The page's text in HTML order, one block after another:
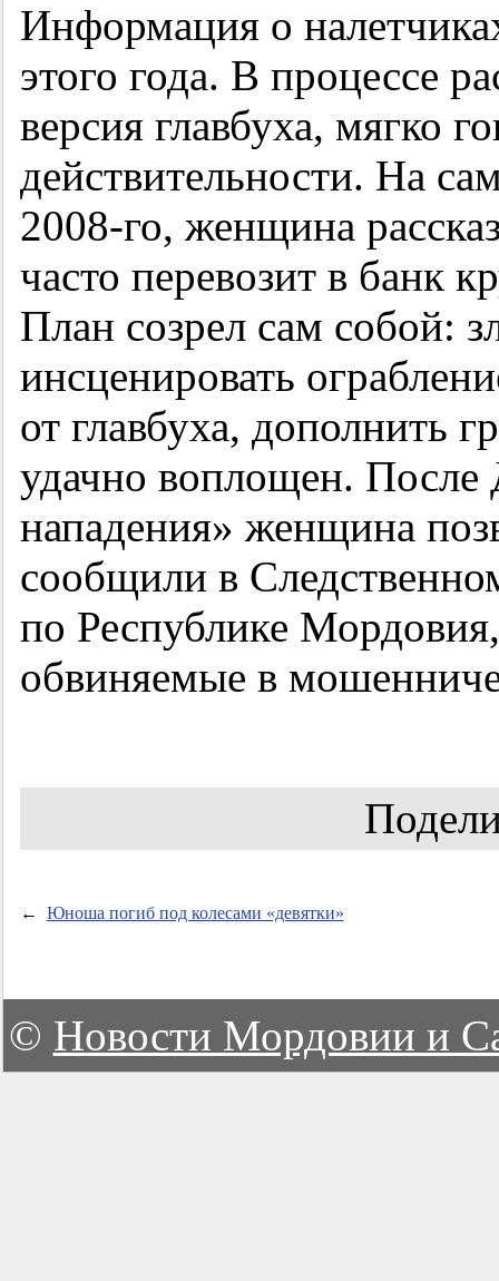
Информация о
этого года. В процессе
версия главбуха, мягко
действительности. На
2008-го, женщина
часто перевозит в банк
План созрел сам собой:
инсценировать
от главбуха, дополнить
удачно воплощен.
нападения» женщина
сообщили в
по Республике
обвиняемые в
← Юноша погиб под колесами «девятки»
© Новости Мордовии и